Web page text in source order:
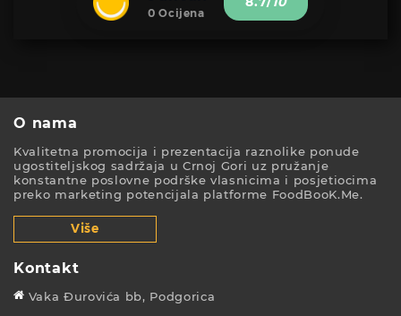
0 Ocijena
O nama
Kvalitetna promocija i prezentacija raznolike ponude
ugostiteljskog sadržaja u Crnoj Gori uz pružanje
konstantne poslovne podrške vlasnicima i posjetiocima
preko marketing potencijala platforme FoodBooK.Me.
Više
Kontakt
Vaka Đurovića bb, Podgorica